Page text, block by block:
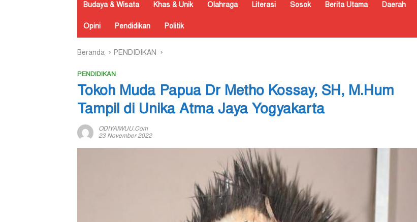
Budaya & Wisata Khas & Unik Olahraga Literasi Sosok Berita Utama Daerah
Opini Pendidikan Politik
Beranda PENDIDIKAN
PENDIDIKAN
Tokoh Muda Papua Dr Metho Kossay, SH, M.Hum
Tampil di Unika Atma Jaya Yogyakarta
ODIYAIWUU.com
23 November 2022